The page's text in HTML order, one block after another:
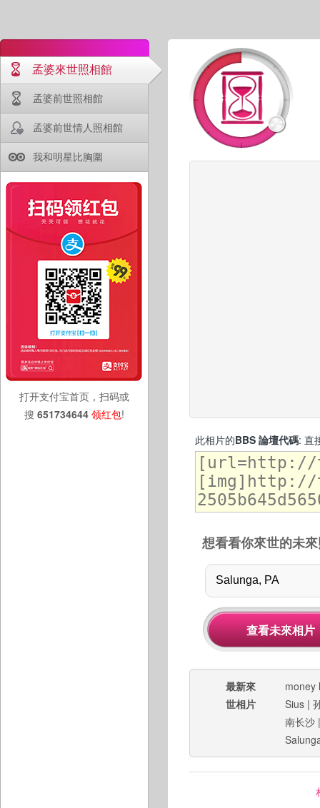
孟婆來世照相館
孟婆前世照相館
孟婆前世情人照相館
我和明星比胸圍
打开支付宝首页，扫码或
搜 651734644 领红包!
此相片的BBS 論壇代碼: 直
想看看你來世的未
最新來
世相片
money
Sius |
南长沙